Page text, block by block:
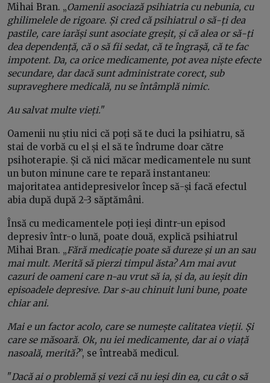
Mihai Bran. „Oamenii asociază psihiatria cu nebunia, cu
ghilimelele de rigoare. Și cred că psihiatrul o să-ți dea
pastile, care iarăși sunt asociate greșit, și că alea or să-ți
dea dependență, că o să fii sedat, că te îngrașă, că te fac
impotent. Da, ca orice medicamente, pot avea niște efecte
secundare, dar dacă sunt administrate corect, sub
supraveghere medicală, nu se întâmplă nimic.
Au salvat multe vieți."
Oamenii nu știu nici că poți să te duci la psihiatru, să
stai de vorbă cu el și el să te îndrume doar către
psihoterapie. Și că nici măcar medicamentele nu sunt
un buton minune care te repară instantaneu:
majoritatea antidepresivelor încep să-și facă efectul
abia după după 2-3 săptămâni.
Însă cu medicamentele poți ieși dintr-un episod
depresiv într-o lună, poate două, explică psihiatrul
Mihai Bran. „Fără medicație poate să dureze și un an sau
mai mult. Merită să pierzi timpul ăsta? Am mai avut
cazuri de oameni care n-au vrut să ia, și da, au ieșit din
episoadele depresive. Dar s-au chinuit luni bune, poate
chiar ani.
Mai e un factor acolo, care se numește calitatea vieții. Și
care se măsoară. Ok, nu iei medicamente, dar ai o viață
nasoală, merită?”, se întreabă medicul.
"Dacă ai o problemă și vezi că nu ieși din ea, cu cât o să